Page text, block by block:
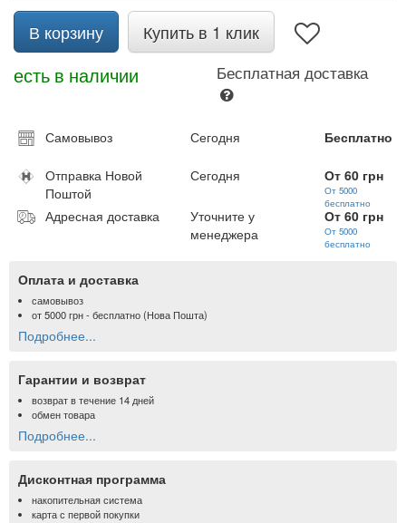
В корзину Купить в 1 клик
есть в наличии Бесплатная доставка
Самовывоз Сегодня Бесплатно
Отправка Новой
Поштой
Сегодня От 60 грн
От 5000
бесплатно
Адресная доставка
Уточните у
менеджера
От 60 грн
От 5000
бесплатно
Оплата и доставка
самовывоз
от5000 грн- бесплатно (Нова Пошта)
Подробнее...
Гарантии и возврат
возврат в течение 14 дней
обмен товара
Подробнее...
Дисконтная программа
накопительная система
карта с первой покупки